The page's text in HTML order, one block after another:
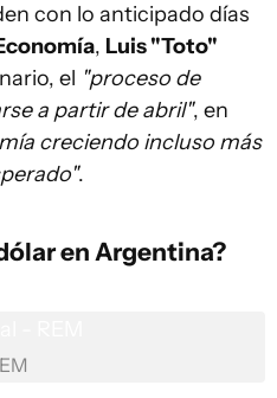
con lo anticipado días
, Luis "Toto"
el "proceso de
a partir de abril", en
creciendo incluso más
.
en Argentina?